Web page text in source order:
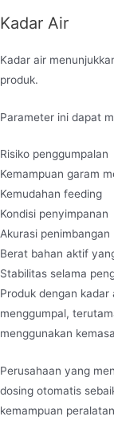
Kadar Air
Kadar air
produk.
Parameter ini dapat
Risiko penggumpalan
Kemampuan garam
Kemudahan feeding
Kondisi penyimpanan
Akurasi penimbangan
Berat bahan aktif
Stabilitas selama
Produk dengan
menggumpal,
menggunakan
Perusahaan yang
dosing otomatis
kemampuan